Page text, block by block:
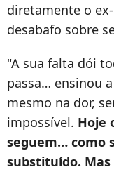
diretamente o
desabafo sobre
"A sua falta dói
passa… ensinou
mesmo na dor,
impossível. Hoje
seguem… como
substituído. Mas